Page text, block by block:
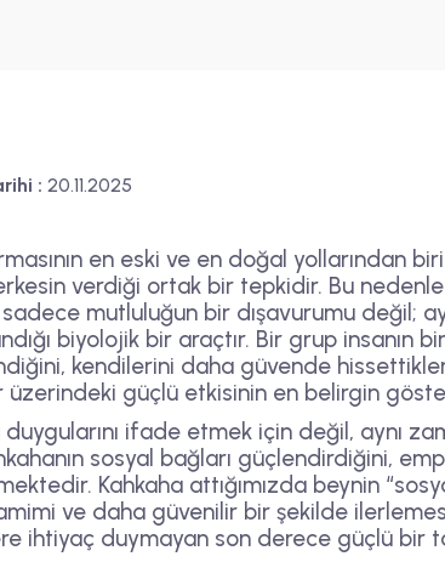
: 20.11.2025
en eski ve en doğal yollarından
verdiği ortak bir tepkidir. Bu
mutluluğun bir dışavurumu değil;
biyolojik bir araçtır. Bir grup insanın
kendilerini daha güvende
üzerindeki güçlü etkisinin en belirgin
ifade etmek için değil, aynı
sosyal bağları güçlendirdiğini,
Kahkaha attığımızda beynin
ve daha güvenilir bir şekilde
ihtiyaç duymayan son derece güçlü bir